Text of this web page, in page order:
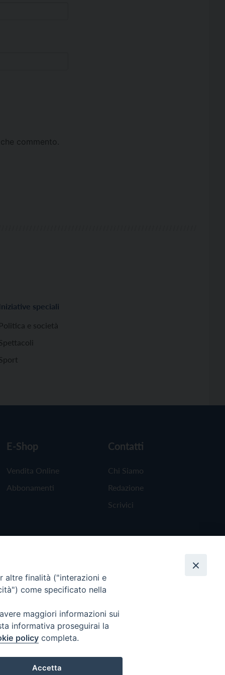
commento.
Iniziative speciali
Politica e società
E-Shop
Vendita Online
Abbonamenti
Contatti
Chi Siamo
Redazione
Scrivici
altre finalità ("interazioni e
come specificato nella
maggiori informazioni sui
informativa proseguirai la
policy completa.
Accetta